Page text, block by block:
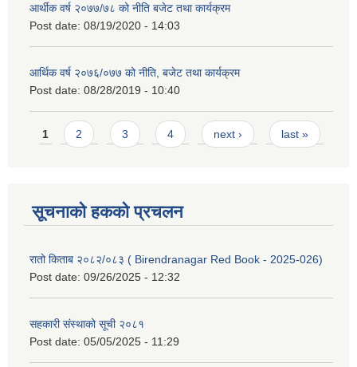
आर्थीक वर्ष २०७७/७८ को नीति बजेट तथा कार्यक्रम
Post date: 08/19/2020 - 14:03
आर्थिक वर्ष २०७६/०७७ को नीति, बजेट तथा कार्यक्रम
Post date: 08/28/2019 - 10:40
Pages
1 2 3 4 next › last »
सूचनाको हकको प्रचलन
रातो किताब २०८२/०८३ ( Birendranagar Red Book - 2025-026)
Post date: 09/26/2025 - 12:32
सहकारी संस्थाको सूची २०८१
Post date: 05/05/2025 - 11:29